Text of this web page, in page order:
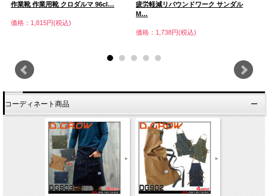
作業靴 作業用靴 クロダルマ 96cl…
価格：1,815円(税込)
疲労軽減リバウンドワーク サンダル
M…
価格：1,738円(税込)
コーディネート商品